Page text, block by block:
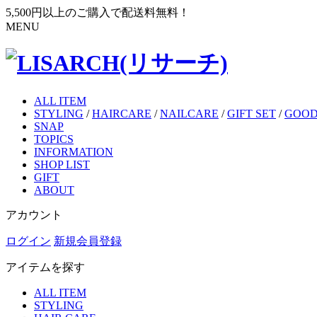
5,500円以上のご購入で配送料無料！
MENU
ALL ITEM
STYLING /HAIRCARE /NAILCARE /GIFT SET /
SNAP
TOPICS
INFORMATION
SHOP LIST
GIFT
ABOUT
アカウント
ログイン 新規会員登録
アイテムを探す
ALL ITEM
STYLING